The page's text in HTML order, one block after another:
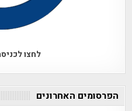
לחצו
הפרסומים האחרונים